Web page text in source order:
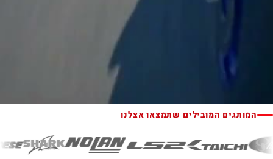
המותגים המובילים שתמצאו אצלנו